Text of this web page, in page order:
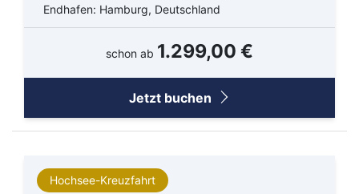
Endhafen: Hamburg, Deutschland
schon ab 1.299,00 €
Jetzt buchen
Hochsee-Kreuzfahrt